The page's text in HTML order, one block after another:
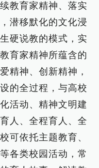
教育家精神、落实
潜移默化的文化浸
硬说教的模式，实
育家精神所蕴含的
精神、创新精神，
的全过程，与高校
活动、精神文明建
人、全程育人、全
可依托主题教育、
各类校园活动，常